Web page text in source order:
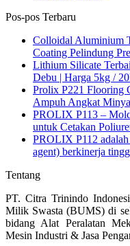
Pos-pos Terbaru
Colloidal Aluminium
Coating Pelindung
Lithium Silicate
Debu | Harga 5kg /
Prolix P221 Flooring
Ampuh Angkat
PROLIX P113 –
untuk Cetakan
PROLIX P112 adalah
agent) berkinerja
Tentang
PT. Citra Trinindo
Milik Swasta (BUMS) di
bidang Alat Peralatan
Mesin Industri & Jasa